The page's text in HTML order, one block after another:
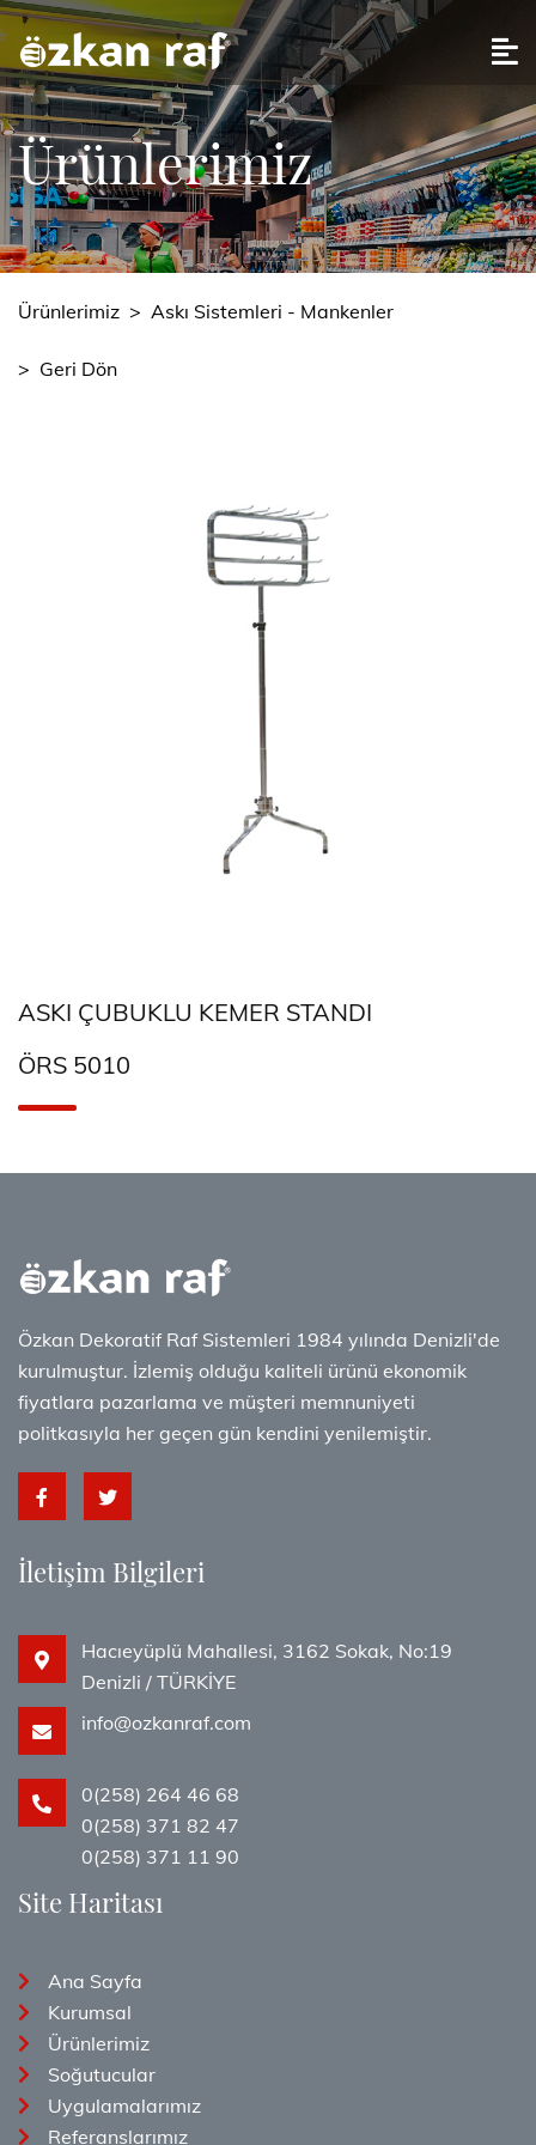
Ürünlerimiz
Ürünlerimiz > Askı Sistemleri - Mankenler
> Geri Dön
ASKI ÇUBUKLU KEMER STANDI
ÖRS 5010
Özkan Dekoratif Raf Sistemleri 1984 yılında Denizli'de
kurulmuştur. İzlemiş olduğu kaliteli ürünü ekonomik
fiyatlara pazarlama ve müşteri memnuniyeti
politkasıyla her geçen gün kendini yenilemiştir.
İletişim Bilgileri
Hacıeyüplü Mahallesi, 3162 Sokak, No:19
Denizli / TÜRKİYE
info@ozkanraf.com
0(258) 264 46 68
0(258) 371 82 47
0(258) 371 11 90
Site Haritası
Ana Sayfa
Kurumsal
Ürünlerimiz
Soğutucular
Uygulamalarımız
Referanslarımız